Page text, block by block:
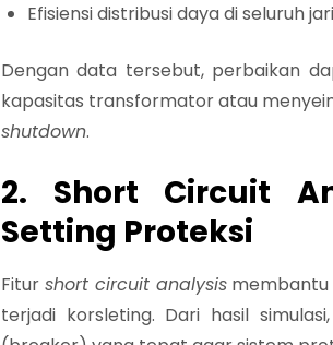
Efisiensi distribusi daya di seluruh
Dengan data tersebut, perbaikan
kapasitas transformator atau
shutdown.
2. Short Circuit
Setting Proteksi
Fitur short circuit analysismembantu
terjadi korsleting. Dari hasil